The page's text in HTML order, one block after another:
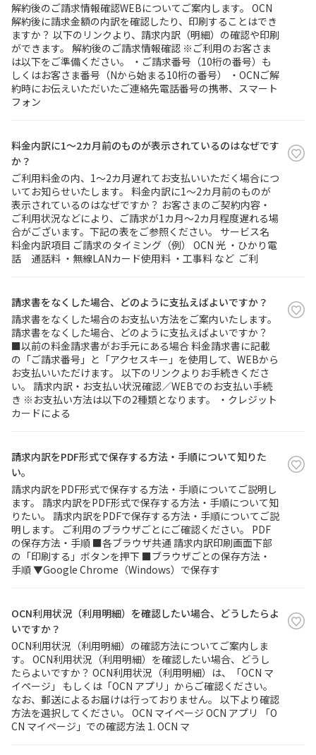
解約後のご請求情報確認WEBについてご案内します。 OCN
解約後に請求金額の内訳を確認したり、印刷することはでき
ますか？ 以下のリンクより、請求内訳（明細）の確認や印刷
ができます。 解約後のご請求情報確認 ※ご利用のお客さま
は以下をご準備ください。 ・ご請求番号（10桁の番号）も
しくはお客さま番号（Nから始まる10桁の番号） ・OCNご解
約時にお伝えいただいたご連絡先電話番号の携帯、スマート
フォン
料金内訳に1～2カ月前のものが表示されているのはなぜです
か？
ご利用料金の内、1～2カ月遅れてお支払いいただく場合につ
いてお知らせいたします。 料金内訳に1～2カ月前のものが
表示されているのはなぜですか？ お客さまのご契約内容・
ご利用状況などにより、ご請求が1カ月～2カ月程度遅れる場
合がございます。下記の表をご参照ください。 サービス名
料金内訳項目 ご請求のタイミング（例） OCN 光 ・ひかり電
話 通話料 ・無線LANカード使用料 ・工事料 など ご利
請求書をなくした場合、どのように支払えばよいですか？
請求書をなくした場合のお支払い方法をご案内いたします。
請求書をなくした場合、どのように支払えばよいですか？
■以前の料金請求書がお手元にある場合 料金請求書に記載
の「ご請求番号」と「アクセスキー」を使用して、WEBから
お支払いいただけます。 以下のリンクよりお手続きくださ
い。 請求内訳・お支払い状況確認／WEBでのお支払い手続
き ※お支払い方法は以下の2種類となります。 ・クレジット
カードによる
請求内訳をPDF形式で保存する方法・手順について知りた
い。
請求内訳をPDF形式で保存する方法・手順についてご説明し
ます。 請求内訳をPDF形式で保存する方法・手順について知
りたい。 請求内訳をPDFで保存する方法・手順についてご説
明します。 ご利用のブラウザごとにご確認ください。 PDF
の保存方法・手順 ■各ブラウザ共通 請求内訳印刷画面下部
の「印刷する」ボタンを押下 ■ブラウザごとの保存方法・
手順 ▼Google Chrome（Windows）で保存す
OCN利用状況（利用明細）を確認したい場合、どうしたらよ
いですか？
OCN利用状況（利用明細）の確認方法についてご案内しま
す。 OCN利用状況（利用明細）を確認したい場合、どうし
たらよいですか？ OCN利用状況（利用明細）は、「OCN マ
イページ」 もしくは「OCN アプリ」からご確認ください。
なお、郵送によるお届けは行っておりません。 以下より確認
方法を選択してください。 OCN マイページ OCN アプリ 「O
CN マイページ」での確認方法 1. OCN マ